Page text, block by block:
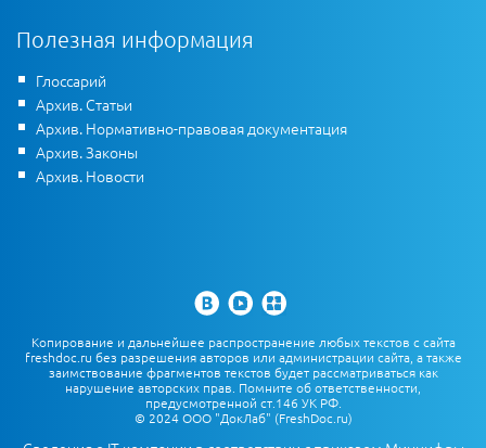
Полезная информация
Глоссарий
Архив. Статьи
Архив. Нормативно-правовая документация
Архив. Законы
Архив. Новости
Копирование и дальнейшее распространение любых текстов с сайта
freshdoc.ru без разрешения авторов или администрации сайта, а также
заимствование фрагментов текстов будет рассматриваться как
нарушение авторских прав. Помните об ответственности,
предусмотренной ст.146 УК РФ.
© 2024 ООО "ДокЛаб" (FreshDoc.ru)